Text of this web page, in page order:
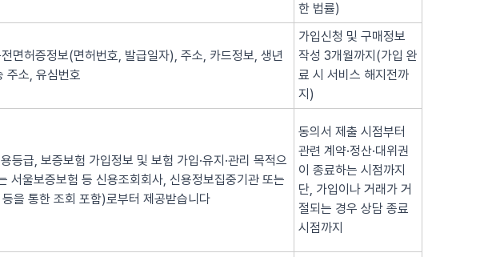
한 법률)
면허증정보(면허번호, 발급일자), 주소, 카드정보, 생년
주소, 유심번호
가입신청 및 구매정보
작성 3개월까지(가입 완
료 시 서비스 해지전까
지)
급, 보증보험 가입정보 및 보험 가입·유지·관리 목적으
서울보증보험 등 신용조회회사, 신용정보집중기관 또는
을 통한 조회 포함)로부터 제공받습니다
동의서 제출 시점부터
관련 계약·정산·대위권
이 종료하는 시점까지
단, 가입이나 거래가 거
절되는 경우 상담 종료
시점까지